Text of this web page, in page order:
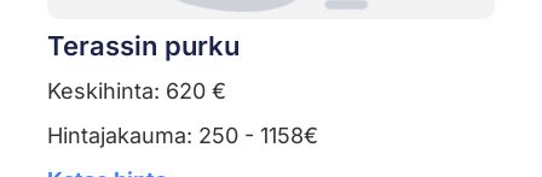
Terassin purku
Keskihinta: 620 €
Hintajakauma: 250 - 1158€